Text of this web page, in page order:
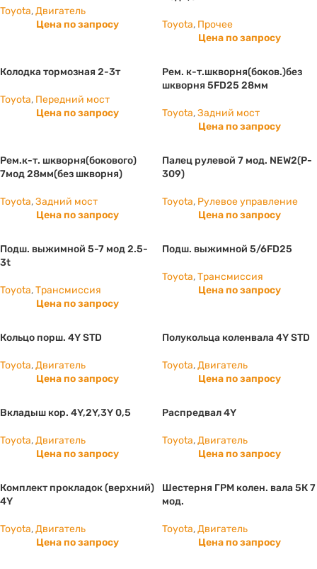
Toyota,Двигатель
Цена по запросу
Toyota, Прочее
Цена по запросу
Колодка тормозная 2-3т
Toyota, Передний мост
Цена по запросу
Рем. к-т.шкворня(боков.)без
шкворня 5FD25 28мм
Toyota,Задний мост
Цена по запросу
Рем.к-т. шкворня(бокового)
7мод 28мм(без шкворня)
Toyota,Задний мост
Цена по запросу
Палец рулевой 7 мод. NEW2(P-
309)
Toyota, Рулевое управление
Цена по запросу
Подш. выжимной 5-7 мод 2.5-
3t
Toyota,Трансмиссия
Цена по запросу
Подш. выжимной 5/6FD25
Toyota,Трансмиссия
Цена по запросу
Кольцо порш. 4Y STD
Toyota,Двигатель
Цена по запросу
Полукольца коленвала 4Y STD
Toyota,Двигатель
Цена по запросу
Вкладыш кор. 4Y,2Y,3Y 0,5
Toyota,Двигатель
Цена по запросу
Распредвал 4Y
Toyota,Двигатель
Цена по запросу
Комплект прокладок (верхний)
4Y
Toyota,Двигатель
Цена по запросу
Шестерня ГРМ колен. вала 5К 7
мод.
Toyota,Двигатель
Цена по запросу